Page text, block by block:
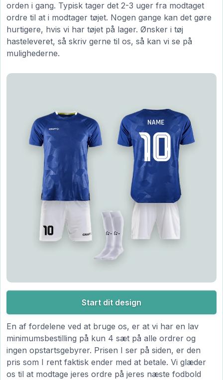
orden i gang. Typisk tager det 2-3 uger fra modtaget
ordre til at i modtager tøjet. Nogen gange kan det gøre
hurtigere, hvis vi har tøjet på lager. Ønsker i tøj
hasteleveret, så skriv gerne til os, så kan vi se på
mulighederne.
Start dit design
En af fordelene ved at bruge os, er at vi har en lav
minimumsbestilling på kun 4 sæt på alle ordrer og
ingen opstartsgebyrer. Prisen I ser på siden, er den
pris som I rent faktisk ender med at betale. Vi glæder
os til at modtage jeres ordre på jeres næste fodbold